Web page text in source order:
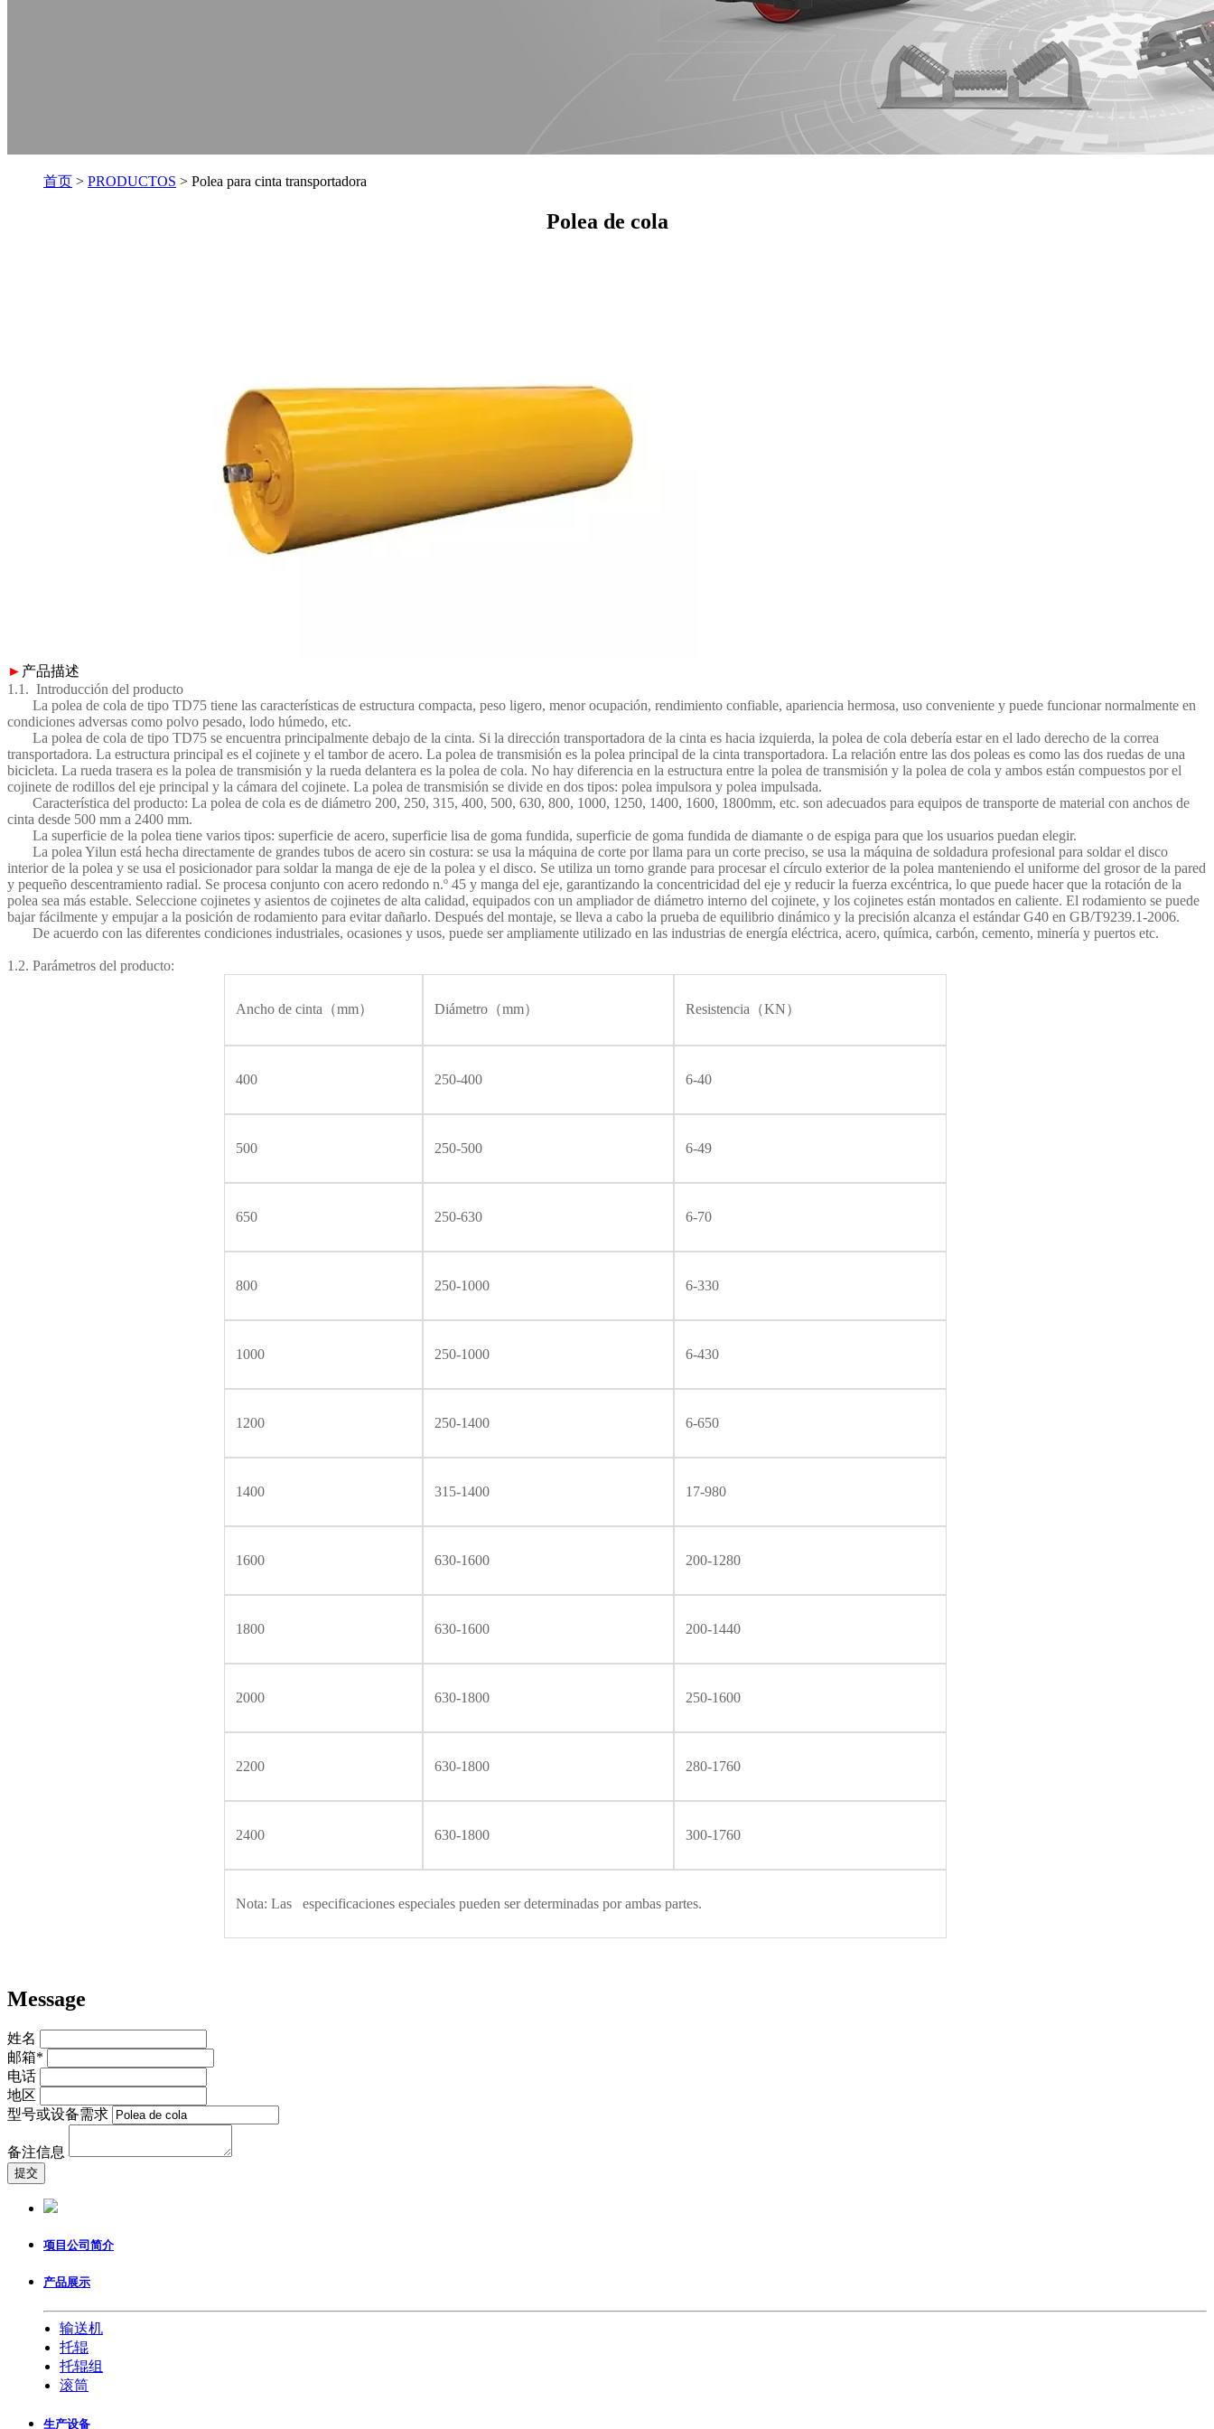
首页 > PRODUCTOS > Polea para cinta transportadora
Polea de cola
► 产品描述
1.1. Introducción del producto
La polea de cola de tipo TD75 tiene las características de estructura compacta, peso ligero, menor ocupación, rendimiento confiable, apariencia hermosa, uso conveniente y puede funcionar normalmente en
condiciones adversas como polvo pesado, lodo húmedo, etc.
La polea de cola de tipo TD75 se encuentra principalmente debajo de la cinta. Si la dirección transportadora de la cinta es hacia izquierda, la polea de cola debería estar en el lado derecho de la correa
transportadora. La estructura principal es el cojinete y el tambor de acero. La polea de transmisión es la polea principal de la cinta transportadora. La relación entre las dos poleas es como las dos ruedas de una
bicicleta. La rueda trasera es la polea de transmisión y la rueda delantera es la polea de cola. No hay diferencia en la estructura entre la polea de transmisión y la polea de cola y ambos están compuestos por el
cojinete de rodillos del eje principal y la cámara del cojinete. La polea de transmisión se divide en dos tipos: polea impulsora y polea impulsada.
Característica del producto: La polea de cola es de diámetro 200, 250, 315, 400, 500, 630, 800, 1000, 1250, 1400, 1600, 1800mm, etc. son adecuados para equipos de transporte de material con anchos de
cinta desde 500 mm a 2400 mm.
La superficie de la polea tiene varios tipos: superficie de acero, superficie lisa de goma fundida, superficie de goma fundida de diamante o de espiga para que los usuarios puedan elegir.
La polea Yilun está hecha directamente de grandes tubos de acero sin costura: se usa la máquina de corte por llama para un corte preciso, se usa la máquina de soldadura profesional para soldar el disco
interior de la polea y se usa el posicionador para soldar la manga de eje de la polea y el disco. Se utiliza un torno grande para procesar el círculo exterior de la polea manteniendo el uniforme del grosor de la pared
y pequeño descentramiento radial. Se procesa conjunto con acero redondo n.º 45 y manga del eje, garantizando la concentricidad del eje y reducir la fuerza excéntrica, lo que puede hacer que la rotación de la
polea sea más estable. Seleccione cojinetes y asientos de cojinetes de alta calidad, equipados con un ampliador de diámetro interno del cojinete, y los cojinetes están montados en caliente. El rodamiento se puede
bajar fácilmente y empujar a la posición de rodamiento para evitar dañarlo. Después del montaje, se lleva a cabo la prueba de equilibrio dinámico y la precisión alcanza el estándar G40 en GB/T9239.1-2006.
De acuerdo con las diferentes condiciones industriales, ocasiones y usos, puede ser ampliamente utilizado en las industrias de energía eléctrica, acero, química, carbón, cemento, minería y puertos etc.
1.2. Parámetros del producto:
Ancho de cinta（mm） Diámetro（mm） Resistencia（KN）
400 250-400 6-40
500 250-500 6-49
650 250-630 6-70
800 250-1000 6-330
1000 250-1000 6-430
1200 250-1400 6-650
1400 315-1400 17-980
1600 630-1600 200-1280
1800 630-1600 200-1440
2000 630-1800 250-1600
2200 630-1800 280-1760
2400 630-1800 300-1760
Nota: Las especificaciones especiales pueden ser determinadas por ambas partes.
Message
姓名
邮箱*
电话
地区
型号或设备需求
备注信息
项目公司简介
产品展示
输送机
托辊
托辊组
滚筒
生产设备